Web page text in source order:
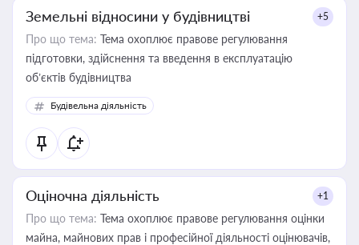
Земельні відносини у будівництві +5
Про що тема: Тема охоплює правове регулювання
підготовки, здійснення та введення в експлуатацію
об’єктів будівництва
Будівельна діяльність
Оціночна діяльність +1
Про що тема: Тема охоплює правове регулювання оцінки
майна, майнових прав і професійної діяльності оцінювачів,